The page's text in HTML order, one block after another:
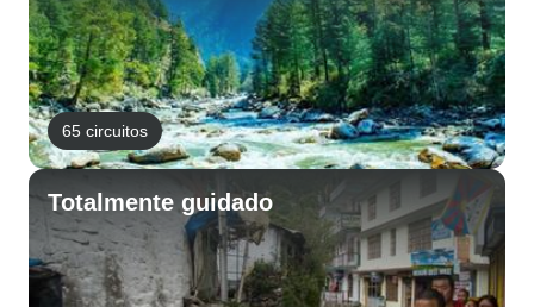
65 circuitos
Totalmente guidado